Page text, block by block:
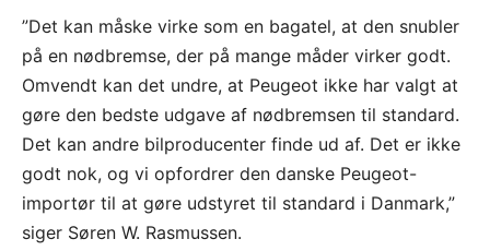
”Det kan måske virke som en bagatel, at den snubler
på en nødbremse, der på mange måder virker godt.
Omvendt kan det undre, at Peugeot ikke har valgt at
gøre den bedste udgave af nødbremsen til standard.
Det kan andre bilproducenter finde ud af. Det er ikke
godt nok, og vi opfordrer den danske Peugeot-
importør til at gøre udstyret til standard i Danmark,”
siger Søren W. Rasmussen.